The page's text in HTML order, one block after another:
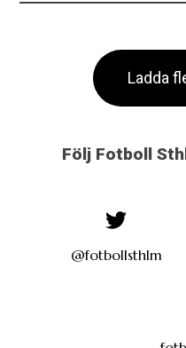
Ladda
Följ Fotboll
@fotbollsthlm